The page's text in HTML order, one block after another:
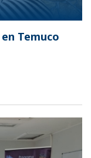
Temuco